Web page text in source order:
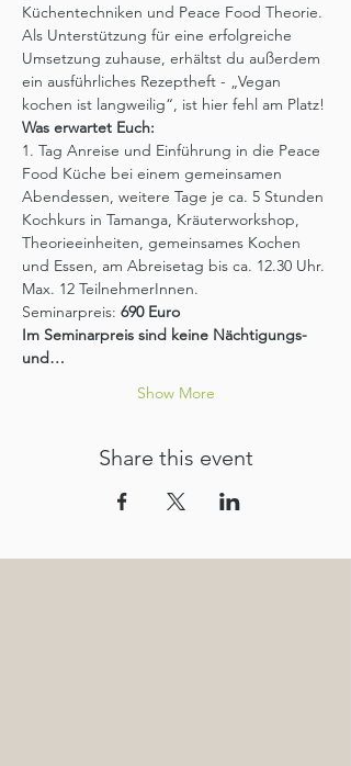
Küchentechniken und Peace Food Theorie.
Als Unterstützung für eine erfolgreiche
Umsetzung zuhause, erhältst du außerdem
ein ausführliches Rezeptheft - „Vegan
kochen ist langweilig“, ist hier fehl am Platz!
Was erwartet Euch:
1. Tag Anreise und Einführung in die Peace
Food Küche bei einem gemeinsamen
Abendessen, weitere Tage je ca. 5 Stunden
Kochkurs in Tamanga, Kräuterworkshop,
Theorieeinheiten, gemeinsames Kochen
und Essen, am Abreisetag bis ca. 12.30 Uhr.
Max. 12 TeilnehmerInnen.
Seminarpreis: 690 Euro
Im Seminarpreis sind keine Nächtigungs-
und…
Show More
Share this event